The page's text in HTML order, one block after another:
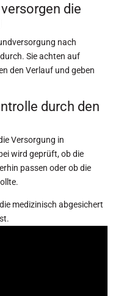
die
nach
Sie achten auf
den Verlauf und geben
durch den
Versorgung in
wird geprüft, ob die
passen oder ob die
medizinisch abgesichert